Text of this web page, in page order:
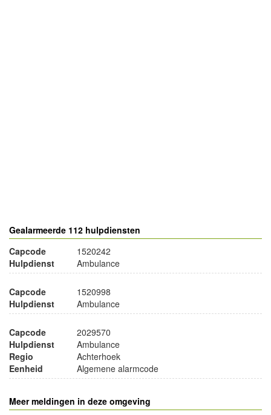
Gealarmeerde 112 hulpdiensten
Capcode
1520242
Hulpdienst
Ambulance
Capcode
1520998
Hulpdienst
Ambulance
Capcode
2029570
Hulpdienst
Ambulance
Regio
Achterhoek
Eenheid
Algemene alarmcode
Meer meldingen in deze omgeving